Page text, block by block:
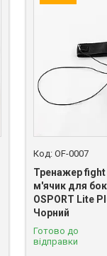
OF-0007
Тренажер
м'ячик для
OSPORT Lite
Чорний
Готово до
відправки